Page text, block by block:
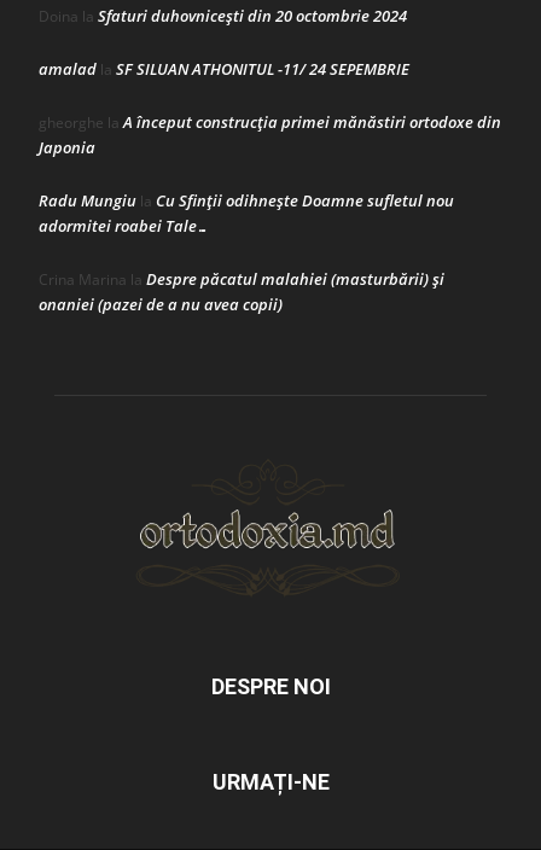
Doina la Sfaturi duhovnicești din 20 octombrie 2024
amalad la SF SILUAN ATHONITUL -11/ 24 SEPEMBRIE
gheorghe laA început construcţia primei mănăstiri ortodoxe din
Japonia
Radu Mungiu la Cu Sfinții odihnește Doamne sufletul nou
adormitei roabei Tale…
Crina Marina la Despre păcatul malahiei (masturbării) şi
onaniei (pazei de a nu avea copii)
DESPRE NOI
URMAȚI-NE